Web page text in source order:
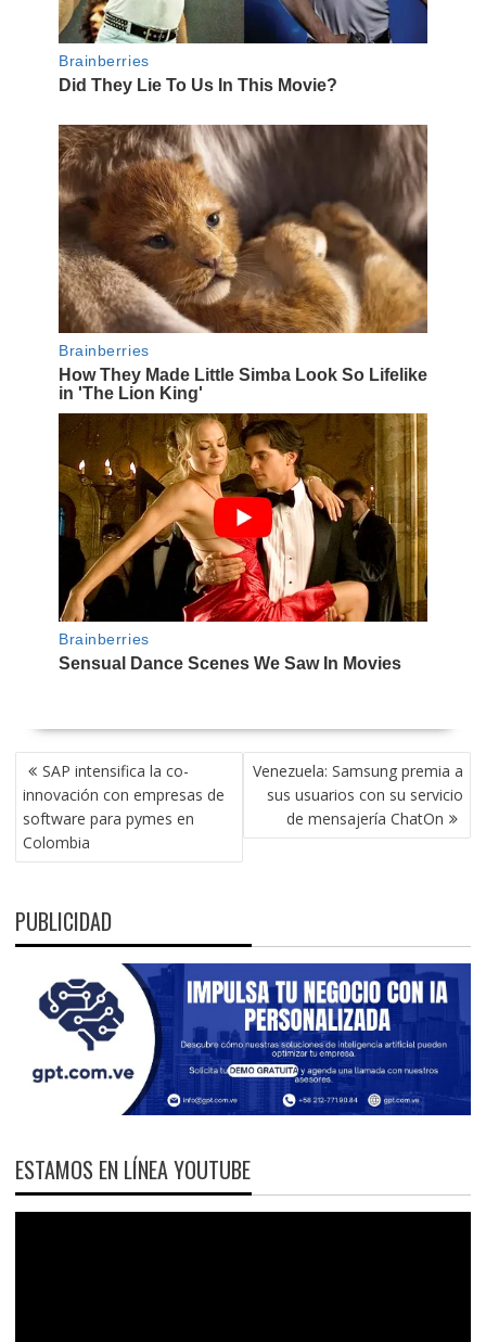
NAVEGACIÓN
DE
ENTRADAS
SAP intensifica la co-
innovación con empresas de
software para pymes en
Colombia
Venezuela: Samsung premia a
sus usuarios con su servicio
de mensajería ChatOn
PUBLICIDAD
ESTAMOS EN LÍNEA YOUTUBE